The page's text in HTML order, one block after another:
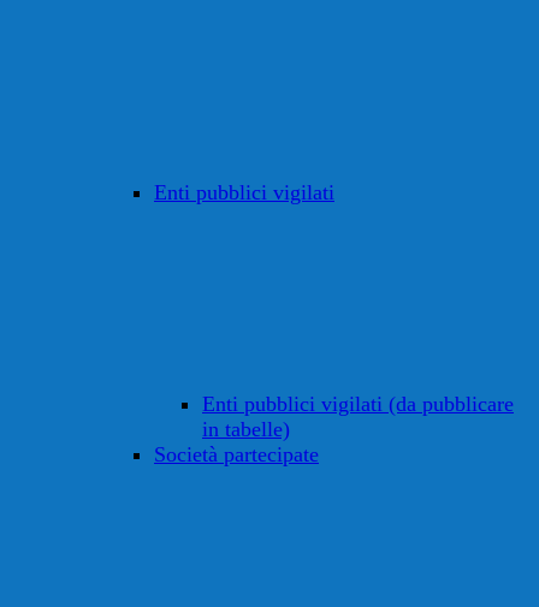
Enti pubblici vigilati
Enti pubblici vigilati (da pubblicare
in tabelle)
Società partecipate